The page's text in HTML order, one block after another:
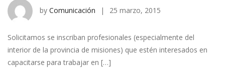
by Comunicación | 25 marzo, 2015
Solicitamos se inscriban profesionales (especialmente del
interior de la provincia de misiones) que estén interesados en
capacitarse para trabajar en […]